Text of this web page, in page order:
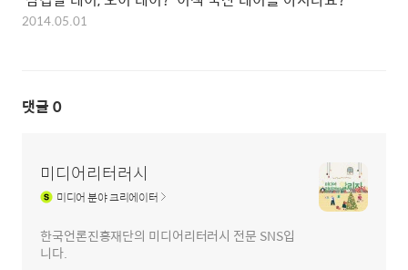
2014.05.01
댓글 0
미디어리터러시
미디어분야 크리에이터
한국언론진흥재단의 미디어리터러시 전문 SNS입
니다.